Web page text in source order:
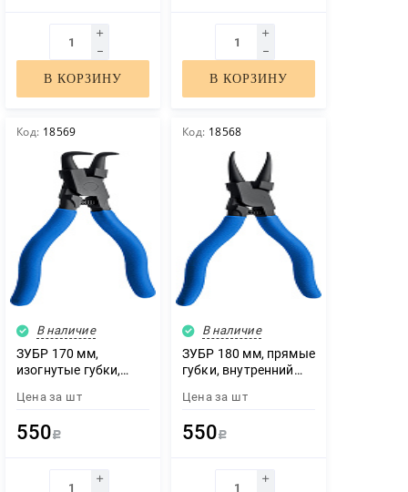
В КОРЗИНУ В КОРЗИНУ
Код: 18569
В наличие
ЗУБР 170 мм,
изогнутые губки,
стопорных колец,
(22821-2)
Цена за шт
550 Р
Код: 18568
В наличие
ЗУБР 180 мм, прямые
губки, внутренний
колец, Профессионал
Цена за шт
550 Р